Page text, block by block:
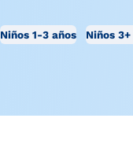
Niños 1-3 años Niños